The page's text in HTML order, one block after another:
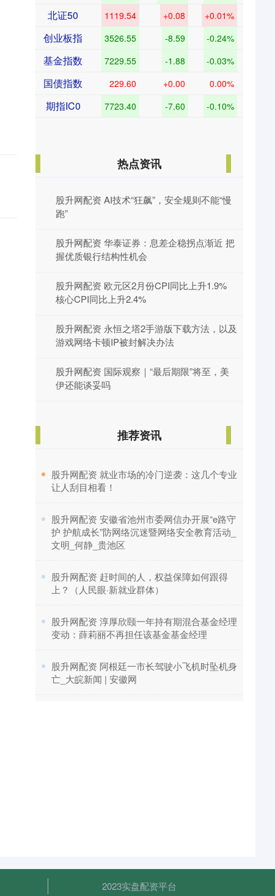
北证50 1119.54 +0.08 +0.01%
创业板指 3526.55 -8.59 -0.24%
基金指数 7229.55 -1.88 -0.03%
国债指数 229.60 +0.00 0.00%
期指IC0 7723.40 -7.60 -0.10%
热点资讯
股升网配资 AI技术“狂飙”，安全规则不能“慢
跑”
股升网配资 华泰证券：息差企稳拐点渐近 把
握优质银行结构性机会
股升网配资 欧元区2月份CPI同比上升1.9%
核心CPI同比上升2.4%
股升网配资 永恒之塔2手游版下载方法，以及
游戏网络卡顿IP被封解决办法
股升网配资 国际观察｜“最后期限”将至，美
伊还能谈妥吗
推荐资讯
​股升网配资 就业市场的冷门逆袭：这几个专业
让人刮目相看！
​股升网配资 安徽省池州市委网信办开展“e路守
护 护航成长”防网络沉迷暨网络安全教育活动_
文明_何静_贵池区
​股升网配资 赶时间的人，权益保障如何跟得
上？（人民眼·新就业群体）
​股升网配资 淳厚欣颐一年持有期混合基金经理
变动：薛莉丽不再担任该基金基金经理
​股升网配资 阿根廷一市长驾驶小飞机时坠机身
亡_大皖新闻 | 安徽网
2023实盘配资平台